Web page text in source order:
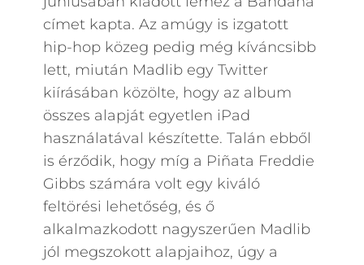
címet kapta. Az amúgy is izgatott
hip-hop közeg pedig még kíváncsibb
lett, miután Madlib egy Twitter
kiírásában közölte, hogy az album
összes alapját egyetlen iPad
használatával készítette. Talán ebből
is érződik, hogy míg a Piñata Freddie
Gibbs számára volt egy kiváló
feltörési lehetőség, és ő
alkalmazkodott nagyszerűen Madlib
jól megszokott alapjaihoz, úgy a